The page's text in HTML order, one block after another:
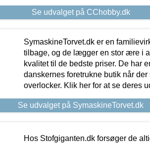
Se udvalget på CChobby.dk
SymaskineTorvet.dk er en
tilbage, og de lægger en stor ære i
kvalitet til de bedste priser. De har
danskernes foretrukne butik når
overlocker. Klik her for at se deres
Se udvalget på SymaskineTorvet.dk
Hos Stofgiganten.dk forsøger de